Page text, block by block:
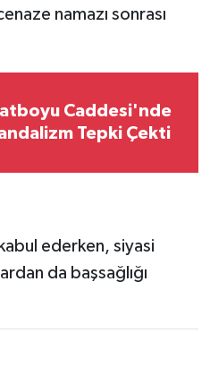
namazı sonrası
Caddesi'nde
Tepki Çekti
ederken, siyasi
da başsağlığı